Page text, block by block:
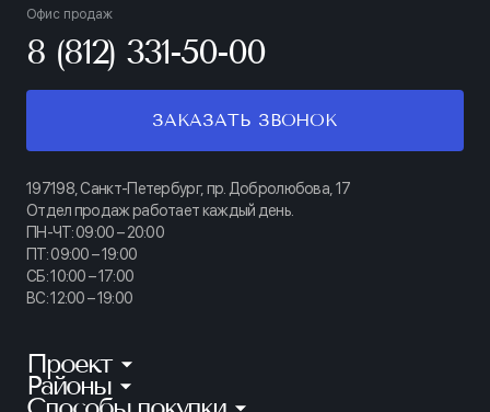
Офис продаж
8 (812) 331-50-00
ЗАКАЗАТЬ ЗВОНОК
197198, Санкт-Петербург, пр. Добролюбова, 17
Отдел продаж работает каждый день.
ПН-ЧТ: 09:00 – 20:00
ПТ: 09:00 – 19:00
СБ: 10:00 – 17:00
ВС: 12:00 – 19:00
Проект
КИНОПАРК
Районы
Калининский